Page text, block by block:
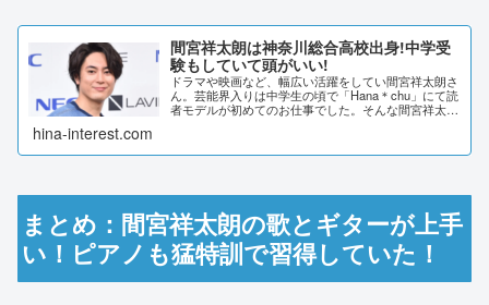
間宮祥太朗は神奈川総合高校出身!中学受
験もしていて頭がいい!
ドラマや映画など、幅広い活躍をしてい間宮祥太朗さ
ん。芸能界入りは中学生の頃で「Hana＊chu」にて読
者モデルが初めてのお仕事でした。そんな間宮祥太朗
hina-interest.com
まとめ：間宮祥太朗の歌とギターが上手
い！ピアノも猛特訓で習得していた！